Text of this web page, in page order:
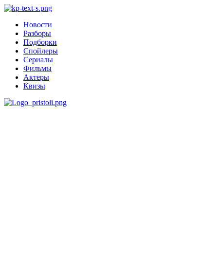
Новости
Разборы
Подборки
Спойлеры
Сериалы
Фильмы
Актеры
Квизы